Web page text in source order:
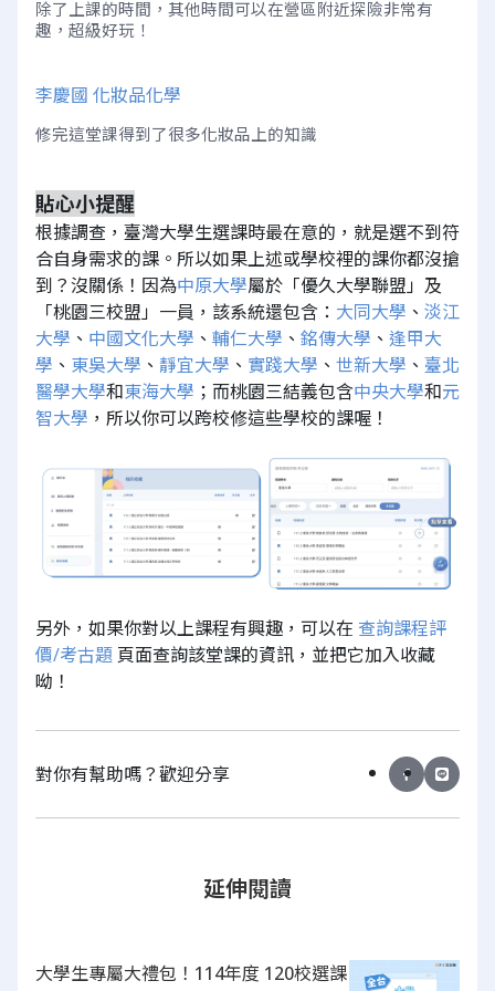
除了上課的時間，其他時間可以在營區附近探險非常有
趣，超級好玩！
李慶國 化妝品化學
修完這堂課得到了很多化妝品上的知識
貼心小提醒
根據調查，臺灣大學生選課時最在意的，就是選不到符
合自身需求的課。所以如果上述或學校裡的課你都沒搶
到？沒關係！因為中原大學屬於「優久大學聯盟」及
「桃園三校盟」一員，該系統還包含： 大同大學 、 淡江
大學 、 中國文化大學 、 輔仁大學 、 銘傳大學 、 逢甲大
學 、 東吳大學 、 靜宜大學 、 實踐大學 、 世新大學 、 臺北
醫學大學和東海大學 ；而桃園三結義包含中央大學和元
智大學 ，所以你可以跨校修這些學校的課喔！
另外，如果你對以上課程有興趣，可以在 查詢課程評
價/考古題 頁面查詢該堂課的資訊，並把它加入收藏
呦！
對你有幫助嗎？歡迎分享
延伸閱讀
大學生專屬大禮包！114年度 120校選課